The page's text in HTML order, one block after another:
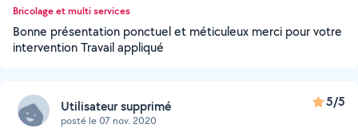
Bricolage et multi services
Bonne présentation ponctuel et méticuleux merci pour votre
intervention Travail appliqué
Utilisateur supprimé
posté le 07 nov. 2020
5/5